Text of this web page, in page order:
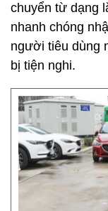
chuyển từ dạng
nhanh chóng
người tiêu dùng
bị tiện nghi.